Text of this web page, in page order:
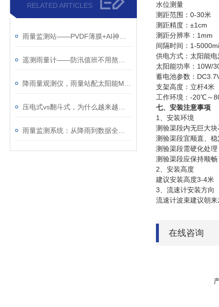
RELATED ARTICLES
水位测量
测距范围： 0-30米
测距精度： ±1cm
测距分辨率： 1mm
间隔时间： 1-
供电方式：太阳能电
太阳能功率： 10W/
蓄电池参数：
支架高度： 立杆4米
工作环境： -20℃～
七、安装注意事项
1
、安装环境
测验渠段内无巨大
测验渠段宜顺直、
测验渠段需硬化处
测验渠段应保持顺
2 、安装高度
建议安装高度3-4米
3 、流速计安装方向
流速计波束建议朝
在线咨询